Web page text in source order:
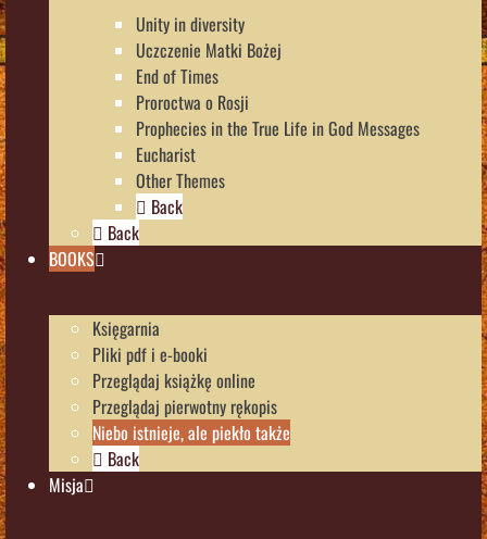
Unity in diversity
Uczczenie Matki Bożej
End of Times
Proroctwa o Rosji
Prophecies in the True Life in God Messages
Eucharist
Other Themes
Back
Back
BOOKS
Księgarnia
Pliki pdf i e-booki
Przeglądaj książkę online
Przeglądaj pierwotny rękopis
Niebo istnieje, ale piekło także
Back
Misja